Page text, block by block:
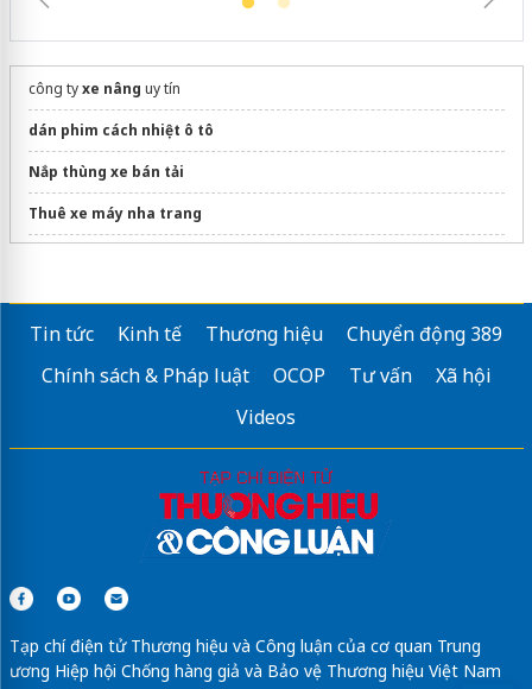
công tyxe nâng uy tín
dán phim cách nhiệt ô tô
Nắp thùng xe bán tải
Thuê xe máy nha trang
Sửa máy rửa bát bosch
Vòng bi
Tin tức Kinh tế Thương hiệu
Chuyển động 389
Chính sách & Pháp luật
OCOP Tư vấn
Xã hội
Videos
Tạp chí điện tử Thương hiệu và Công luận của cơ quan Trung
ương Hiệp hội Chống hàng giả và Bảo vệ Thương hiệu Việt Nam